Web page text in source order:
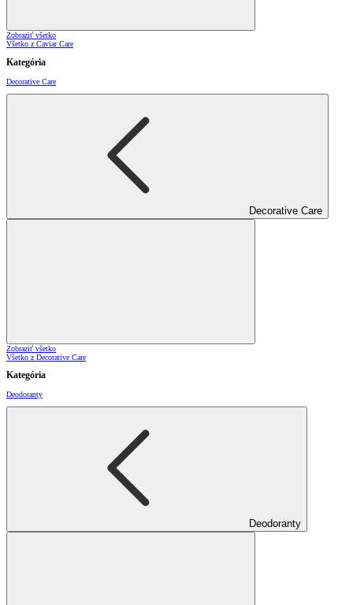
Zobraziť všetko
Všetko z Caviar Care
Kategória
Decorative Care
Decorative Care
Zobraziť všetko
Všetko z Decorative Care
Kategória
Deodoranty
Deodoranty